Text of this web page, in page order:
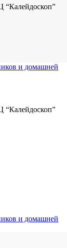
“Калейдоскоп”
“Калейдоскоп”